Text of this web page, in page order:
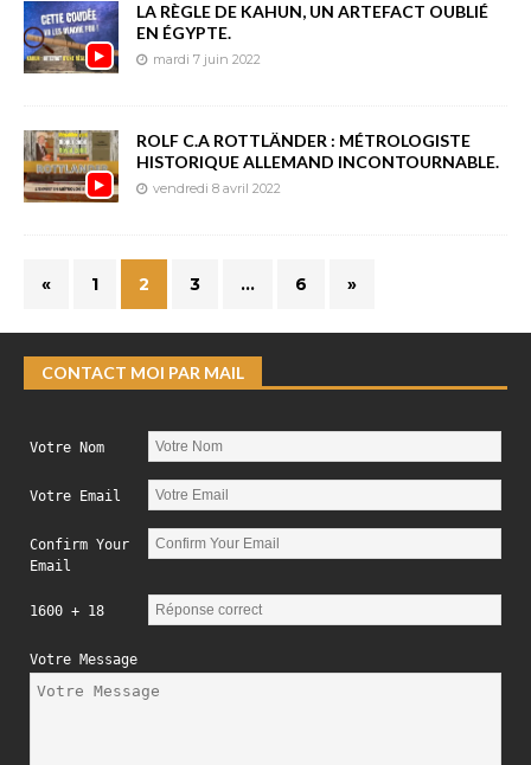
LA RÈGLE DE KAHUN, UN ARTEFACT OUBLIÉ
EN ÉGYPTE.
mardi 7 juin 2022
ROLF C.A ROTTLÄNDER : MÉTROLOGISTE
HISTORIQUE ALLEMAND INCONTOURNABLE.
vendredi 8 avril 2022
« 1 2 3 … 6 »
CONTACT MOI PAR MAIL
Votre Nom
Votre Email
Confirm Your
Email
1600 + 18
Votre Message